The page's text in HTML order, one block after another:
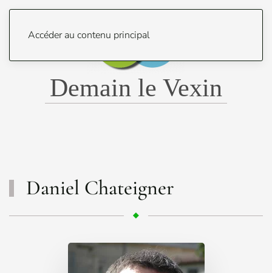
Accéder au contenu principal
Demain le Vexin
Daniel Chateigner